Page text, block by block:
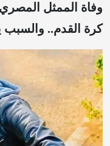
وفاة الممثل
كرة القدم..